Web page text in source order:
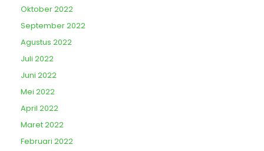
Oktober 2022
September 2022
Agustus 2022
Juli 2022
Juni 2022
Mei 2022
April 2022
Maret 2022
Februari 2022